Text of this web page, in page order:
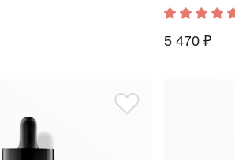
5 470 ₽